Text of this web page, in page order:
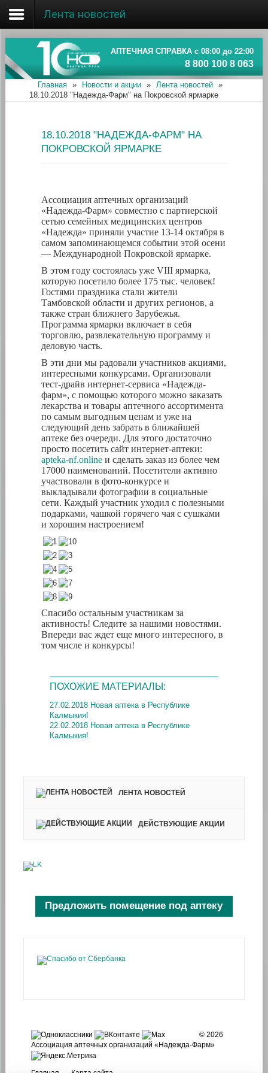
Главная
Об ассоциации
Наши аптеки
Информация
Лента новостей
АПТЕЧНАЯ СПРАВКА с 08:00 до 22:00
8 800 100 8 063
Главная » Новости и акции » Лента новостей
»
18.10.2018 "Надежда-Фарм" на Покровской ярмарке
18.10.2018 "НАДЕЖДА-ФАРМ" НА
ПОКРОВСКОЙ ЯРМАРКЕ
Ассоциация аптечных организаций
«Надежда-Фарм» совместно с партнерской
сетью семейных медицинских центров
«Надежда» приняли участие 13-14 октября в
самом запоминающемся событии этой осени
— Международной Покровской ярмарке.
В этом году состоялась уже VIII ярмарка,
которую посетило более 175 тыс. человек!
Гостями праздника стали жители
Тамбовской области и других регионов, а
также стран ближнего Зарубежья.
Программа ярмарки включает в себя
торговлю, развлекательную программу и
деловую часть.
В эти дни мы радовали участников акциями,
интересными конкурсами. Организовали
тест-драйв интернет-сервиса «Надежда-
фарм», с помощью которого можно заказать
лекарства и товары аптечного ассортимента
по самым выгодным ценам и уже на
следующий день забрать в ближайшей
аптеке без очереди. Для этого достаточно
просто посетить сайт интернет-аптеки:
apteka-nf.onlineи сделать заказ из более чем
17000 наименований. Посетители активно
участвовали в фото-конкурсе и
выкладывали фотографии в социальные
сети. Каждый участник уходил с полезными
подарками, чашкой горячего чая с сушками
и хорошим настроением!
Спасибо остальным участникам за
активность! Следите за нашими новостями.
Впереди вас ждет еще много интересного, в
том числе и конкурсы!
ПОХОЖИЕ МАТЕРИАЛЫ:
27.02.2018 Новая аптека в Республике
Калмыкия!
22.02.2018 Новая аптека в Республике
Калмыкия!
ЛЕНТА НОВОСТЕЙ
ДЕЙСТВУЮЩИЕ АКЦИИ
Предложить помещение под аптеку
© 2026
Ассоциация аптечных организаций «Надежда-Фарм»